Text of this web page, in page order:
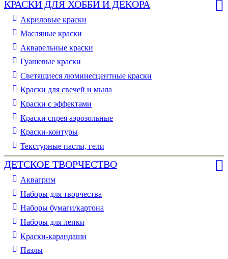
КРАСКИ ДЛЯ ХОББИ И ДЕКОРА
Акриловые краски
Масляные краски
Акварельные краски
Гуашевые краски
Светящиеся люминесцентные краски
Краски для свечей и мыла
Краски с эффектами
Краски спрея аэрозольные
Краски-контуры
Текстурные пасты, гели
ДЕТСКОЕ ТВОРЧЕСТВО
Аквагрим
Наборы для творчества
Наборы бумаги/картона
Наборы для лепки
Краски-карандаши
Пазлы